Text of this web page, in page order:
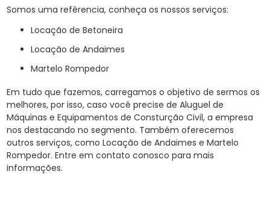
Somos uma refêrencia, conheça os nossos serviços:
Locação de Betoneira
Locação de Andaimes
Martelo Rompedor
Em tudo que fazemos, carregamos o objetivo de sermos os
melhores, por isso, caso você precise de Aluguel de
Máquinas e Equipamentos de Consturção Civil, a empresa
nos destacando no segmento. Também oferecemos
outros serviços, como Locação de Andaimes e Martelo
Rompedor. Entre em contato conosco para mais
informações.